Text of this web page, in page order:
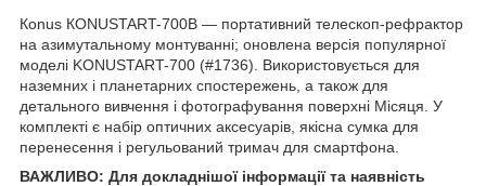
Кonus КONUSTART-700B — портативний телескоп-рефрактор
на азимутальному монтуванні; оновлена версія популярної
моделі KONUSTART-700 (#1736). Використовується для
наземних і планетарних спостережень, а також для
детального вивчення і фотографування поверхні Місяця. У
комплекті є набір оптичних аксесуарів, якісна сумка для
перенесення і регульований тримач для смартфона.
ВАЖЛИВО: Для докладнішої інформації та наявність